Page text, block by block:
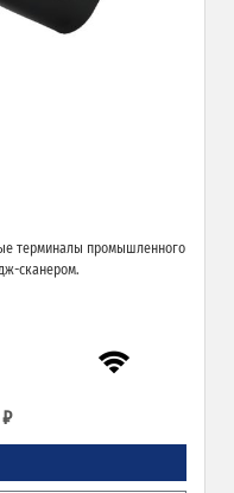
терминалы промышленного
сканером.